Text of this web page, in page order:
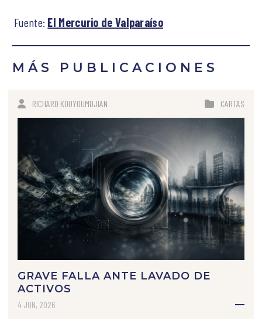
Fuente: El Mercurio de Valparaíso
MÁS PUBLICACIONES
RICHARD KOUYOUMDJIAN CARTAS
GRAVE FALLA ANTE LAVADO DE
ACTIVOS
4 JUN, 2026